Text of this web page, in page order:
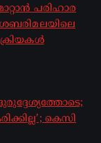
പരിഹാര
കെസി